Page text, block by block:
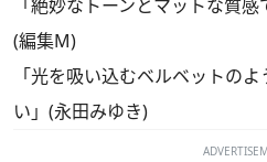
「絶妙なトーンとマットな質
(編集M)
「光を吸い込むベルベットの
い」(永田みゆき)